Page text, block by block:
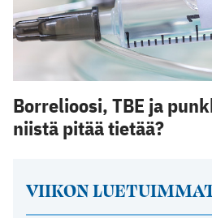
VIIKON
Borrelioosi, TBE ja
niistä pitää tietää?